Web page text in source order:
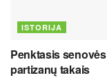
ISTORIJA
Penktasis
partizanų takais